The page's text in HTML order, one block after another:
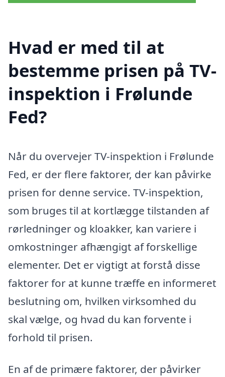
Hvad er med til at
bestemme prisen på TV-
inspektion i Frølunde
Fed?
Når du overvejer TV-inspektion i Frølunde
Fed, er der flere faktorer, der kan påvirke
prisen for denne service. TV-inspektion,
som bruges til at kortlægge tilstanden af
rørledninger og kloakker, kan variere i
omkostninger afhængigt af forskellige
elementer. Det er vigtigt at forstå disse
faktorer for at kunne træffe en informeret
beslutning om, hvilken virksomhed du
skal vælge, og hvad du kan forvente i
forhold til prisen.
En af de primære faktorer, der påvirker